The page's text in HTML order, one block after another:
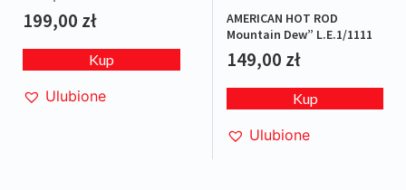
2007 L.E.1/1008
199,00 zł
Kup
Ulubione
AMERICAN HOT ROD
Mountain Dew” L.E.1/1111
149,00 zł
Kup
Ulubione